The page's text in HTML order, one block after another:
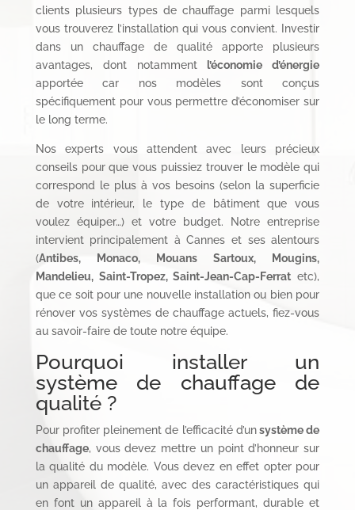
clients plusieurs types de chauffage parmi lesquels
vous trouverez l’installation qui vous convient. Investir
dans un chauffage de qualité apporte plusieurs
avantages, dont notamment l’économie d’énergie
apportée car nos modèles sont conçus
spécifiquement pour vous permettre d’économiser sur
le long terme.
Nos experts vous attendent avec leurs précieux
conseils pour que vous puissiez trouver le modèle qui
correspond le plus à vos besoins (selon la superficie
de votre intérieur, le type de bâtiment que vous
voulez équiper…) et votre budget. Notre entreprise
intervient principalement à Cannes et ses alentours
(Antibes, Monaco, Mouans Sartoux, Mougins,
Mandelieu, Saint-Tropez,Saint-Jean-Cap-Ferrat etc),
que ce soit pour une nouvelle installation ou bien pour
rénover vos systèmes de chauffage actuels, fiez-vous
au savoir-faire de toute notre équipe.
Pourquoi installer un
système de chauffage de
qualité ?
Pour profiter pleinement de l’efficacité d’unsystème de
chauffage, vous devez mettre un point d’honneur sur
la qualité du modèle. Vous devez en effet opter pour
un appareil de qualité, avec des caractéristiques qui
en font un appareil à la fois performant, durable et